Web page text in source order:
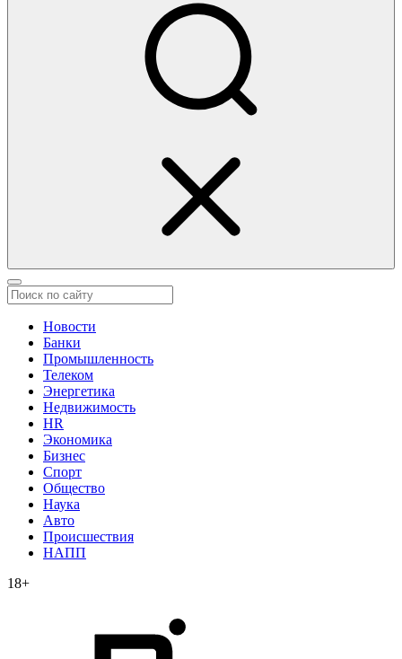
Новости
Банки
Промышленность
Телеком
Энергетика
Недвижимость
HR
Экономика
Бизнес
Спорт
Общество
Наука
Авто
Происшествия
НАПП
18+